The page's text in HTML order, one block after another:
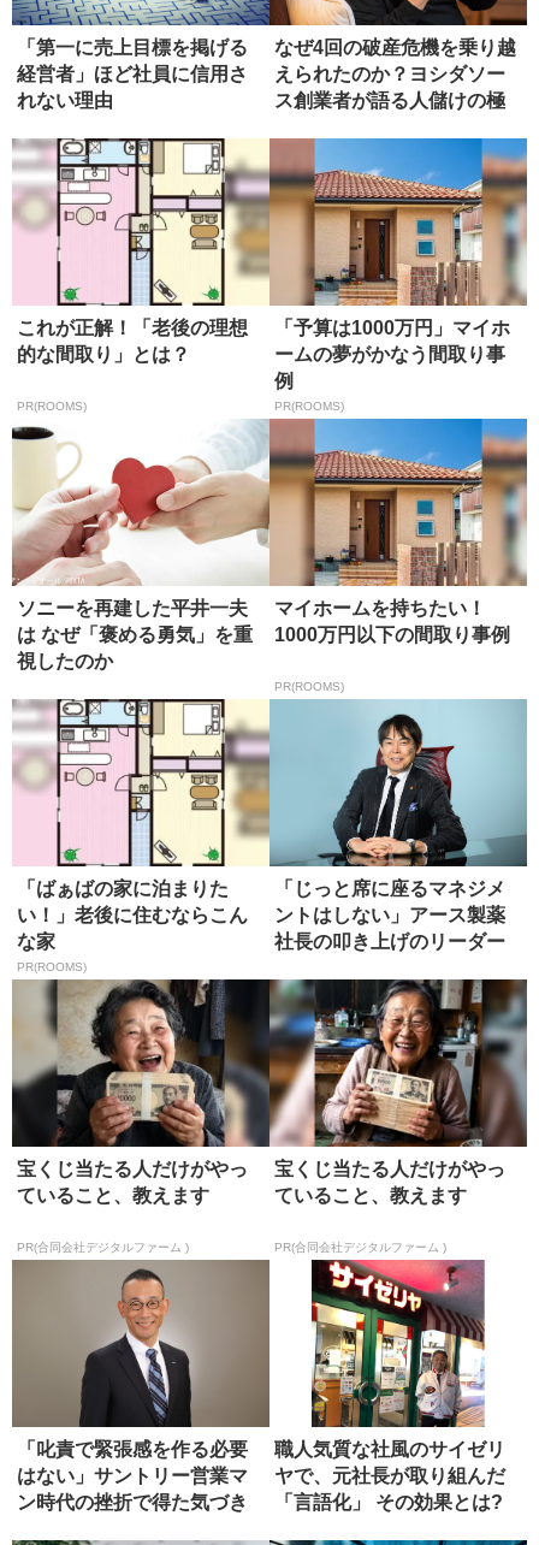
「第一に売上目標を掲げる
経営者」ほど社員に信用さ
れない理由
なぜ4回の破産危機を乗り越
えられたのか？ヨシダソー
ス創業者が語る人儲けの極
これが正解！「老後の理想
的な間取り」とは？
PR(ROOMS)
「予算は1000万円」マイホ
ームの夢がかなう間取り事
例
PR(ROOMS)
ソニーを再建した平井一夫
は なぜ「褒める勇気」を重
視したのか
マイホームを持ちたい！
1000万円以下の間取り事例
PR(ROOMS)
「ばぁばの家に泊まりた
い！」老後に住むならこん
な家
PR(ROOMS)
「じっと席に座るマネジメ
ントはしない」アース製薬
社長の叩き上げのリーダー
宝くじ当たる人だけがやっ
ていること、教えます
PR(合同会社デジタルファーム )
宝くじ当たる人だけがやっ
ていること、教えます
PR(合同会社デジタルファーム )
「叱責で緊張感を作る必要
はない」サントリー営業マ
ン時代の挫折で得た気づき
職人気質な社風のサイゼリ
ヤで、元社長が取り組んだ
「言語化」 その効果とは?